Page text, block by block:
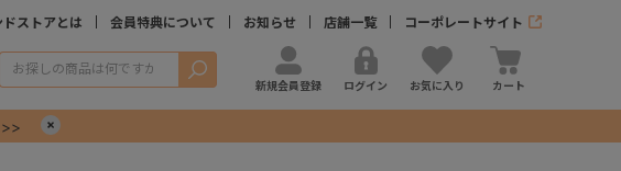
ストアとは 会員特典について お知らせ 店舗一覧 コーポレートサイト
検索
新規会員登録 ログイン お気に入り カート